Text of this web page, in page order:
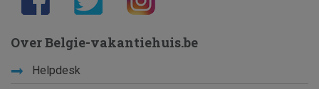
Over Belgie-vakantiehuis.be
Helpdesk